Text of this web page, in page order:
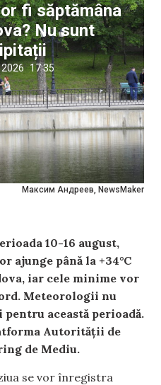
Максим Андреев, NewsMaker
fi săptămâna
Nu sunt
17:35
10-16 august,
ajunge până la +34°C
iar cele minime vor
Meteorologii nu
această perioadă.
Autorității de
de Mediu.
se vor înregistra